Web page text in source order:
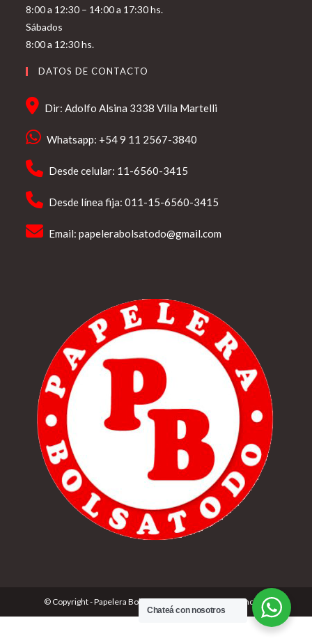
8:00 a 12:30 – 14:00 a 17:30 hs.
Sábados
8:00 a 12:30 hs.
DATOS DE CONTACTO
Dir: Adolfo Alsina 3338 Villa Martelli
Whatsapp: +54 9 11 2567-3840
Desde celular: 11-6560-3415
Desde línea fija: 011-15-6560-3415
Email:papelerabolsatodo@gmail.com
© Copyright - Papelera Bolsatodo | Desarrolado porCónclave
Chateá con nosotros